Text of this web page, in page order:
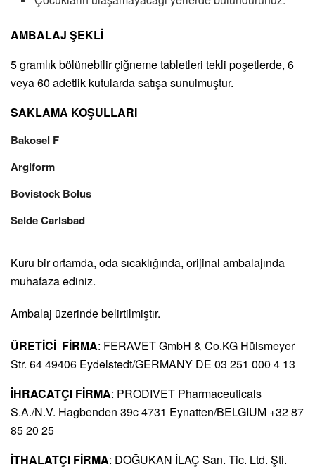
AMBALAJ ŞEKLİ
5 gramlık bölünebilir çiğneme tabletleri tekli poşetlerde, 6
veya 60 adetlik kutularda satışa sunulmuştur.
SAKLAMA KOŞULLARI
Bakosel F
Argiform
Bovistock Bolus
Selde Carlsbad
Kuru bir ortamda, oda sıcaklığında, orijinal ambalajında
muhafaza ediniz.
Ambalaj üzerinde belirtilmiştır.
ÜRETİCİ FİRMA: FERAVET GmbH & Co.KG Hülsmeyer
Str. 64 49406 Eydelstedt/GERMANY DE 03 251 000 4 13
İHRACATÇI FİRMA: PRODIVET Pharmaceuticals
S.A./N.V. Hagbenden 39c 4731 Eynatten/BELGIUM +32 87
85 20 25
İTHALATÇI FİRMA: DOĞUKAN İLAÇ San. Tic. Ltd. Şti.